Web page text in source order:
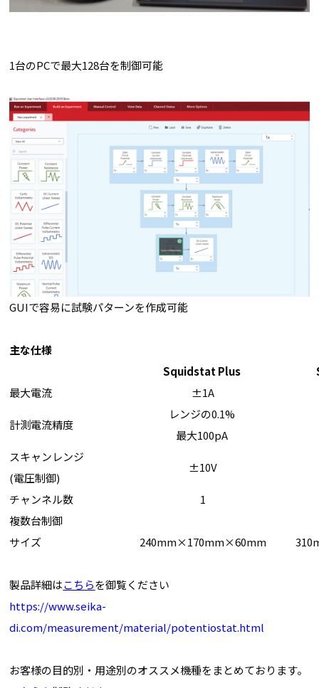
1台のPCで最大128台を制御可能
GUIで容易に試験パターンを作成可能
主な仕様
Squidstat Plus
最大電流
±1A
計測電流精度
レンジの0.1%
最大100pA
スキャンレンジ
(電圧制御)
±10V
チャンネル数
1
複数台制御
サイズ
240mm×170mm×60mm
製品詳細はこちらを御覧ください
https://www.seika-
di.com/measurement/material/potentiostat.html
お客様の目的別・用途別のオススメ機種をまとめております。